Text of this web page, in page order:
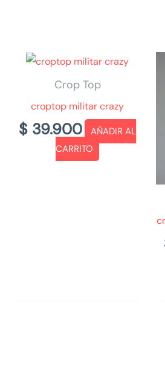
Crop Top
croptop militar crazy
$ 39.900
AÑADIR AL
CARRITO